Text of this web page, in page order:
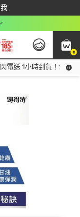
0
電送 1小時到貨！領神